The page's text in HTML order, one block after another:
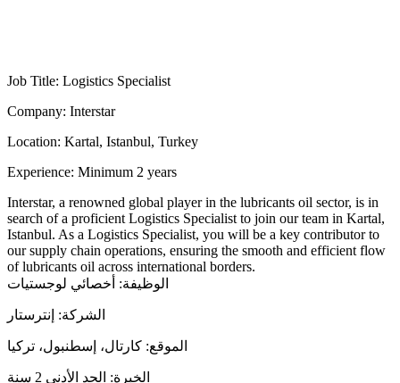
Job Title: Logistics Specialist
Company: Interstar
Location: Kartal, Istanbul, Turkey
Experience: Minimum 2 years
Interstar, a renowned global player in the lubricants oil sector, is in
search of a proficient Logistics Specialist to join our team in Kartal,
Istanbul. As a Logistics Specialist, you will be a key contributor to
our supply chain operations, ensuring the smooth and efficient flow
of lubricants oil across international borders.
الوظيفة: أخصائي لوجستيات
الشركة: إنترستار
الموقع: كارتال، إسطنبول، تركيا
الخبرة: الحد الأدنى 2 سنة